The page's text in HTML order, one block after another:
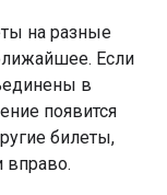
на разные
Если
в
появится
билеты,
вправо.